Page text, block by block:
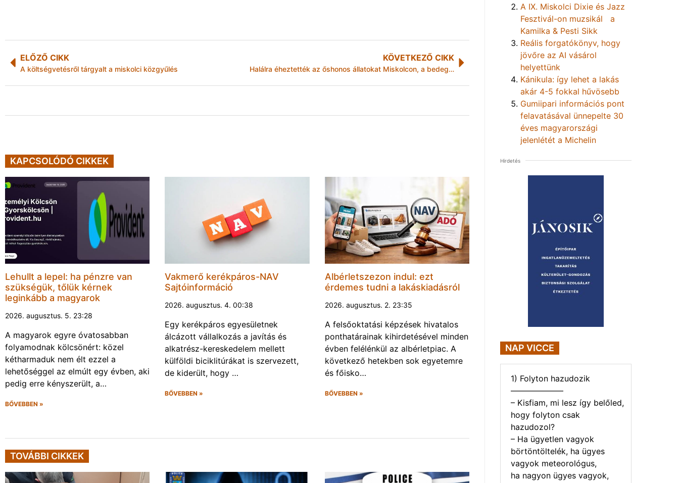
ELŐZŐ CIKK
A költségvetésről tárgyalt a miskolci közgyűlés
KÖVETKEZŐ CIKK
Halálra éheztették az őshonos állatokat Miskolcon, a bedegvölgyi mintagazdaságban?
KAPCSOLÓDÓ CIKKEK
Lehullt a lepel: ha pénzre van
szükségük, tőlük kérnek
leginkább a magyarok
2026. augusztus. 5. 23:28
A magyarok egyre óvatosabban
folyamodnak kölcsönért: közel
kétharmaduk nem élt ezzel a
lehetőséggel az elmúlt egy évben, aki
pedig erre kényszerült, a…
BŐVEBBEN »
Vakmerő kerékpáros-NAV
Sajtóinformáció
2026. augusztus. 4. 00:38
Egy kerékpáros egyesületnek
álcázott vállalkozás a javítás és
alkatrész-kereskedelem mellett
külföldi biciklitúrákat is szervezett,
de kiderült, hogy …
BŐVEBBEN »
Albérletszezon indul: ezt
érdemes tudni a lakáskiadásról
2026. augusztus. 2. 23:35
A felsőoktatási képzések hivatalos
ponthatárainak kihirdetésével minden
évben felélénkül az albérletpiac. A
következő hetekben sok egyetemre
és főisko…
BŐVEBBEN »
TOVÁBBI CIKKEK
A IX. Miskolci Dixie és Jazz
Fesztivál-on muzsikál a
Kamilka & Pesti Sikk
Reális forgatókönyv, hogy
jövőre az AI vásárol
helyettünk
Kánikula: így lehet a lakás
akár 4-5 fokkal hűvösebb
Gumiipari információs pont
felavatásával ünnepelte 30
éves magyarországi
jelenlétét a Michelin
Hirdetés
NAP VICCE
1) Folyton hazudozik
——————–
– Kisfiam, mi lesz így belőled,
hogy folyton csak
hazudozol?
– Ha ügyetlen vagyok
börtöntöltelék, ha ügyes
vagyok meteorológus,
ha nagyon ügyes vagyok,